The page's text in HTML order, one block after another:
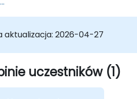
usług, zarządzania
i bramy API.
skalować mikrousługi.
aktualizacja: 2026-04-27
uczestników (1)